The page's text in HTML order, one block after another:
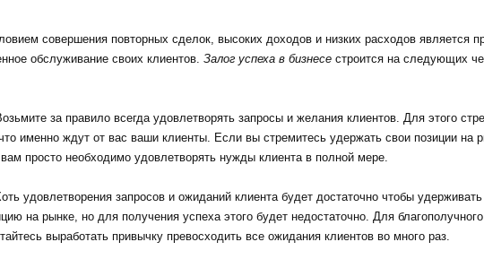
совершения повторных сделок, высоких доходов и низких расходов является
обслуживание своих клиентов. Залог успеха в бизнесе строится на следующих
за правило всегда удовлетворять запросы и желания клиентов. Для этого
именно ждут от вас ваши клиенты. Если вы стремитесь удержать свои позиции на
просто необходимо удовлетворять нужды клиента в полной мере.
удовлетворения запросов и ожиданий клиента будет достаточно чтобы удерживать
на рынке, но для получения успеха этого будет недостаточно. Для благополучного
выработать привычку превосходить все ожидания клиентов во много раз.